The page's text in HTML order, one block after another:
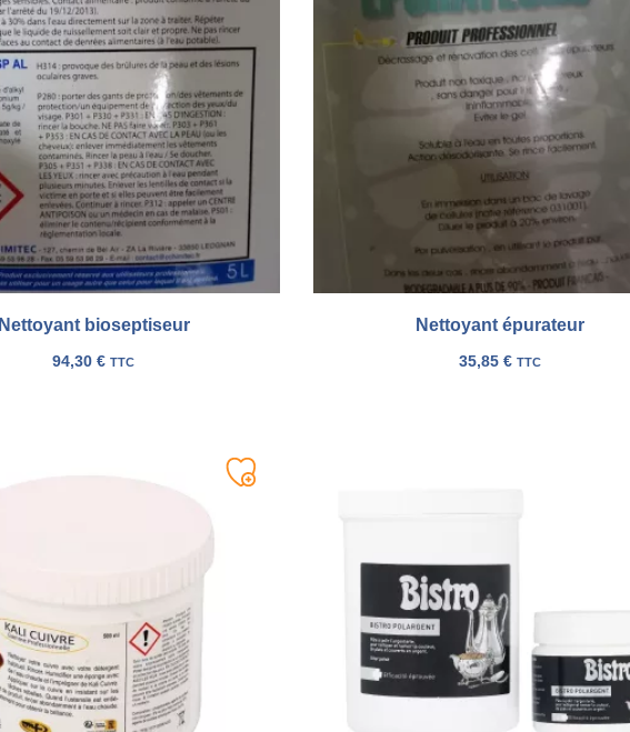
Nettoyant bioseptiseur
94,30€ TTC
Nettoyant épurateur
35,85 € TTC
Ajouter